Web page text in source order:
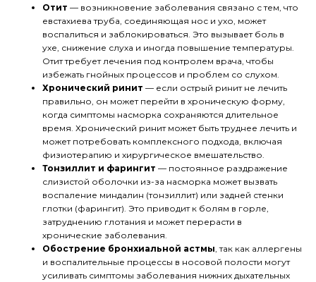
Отит — возникновение заболевания связано с тем, что
евстахиева труба, соединяющая нос и ухо, может
воспалиться и заблокироваться. Это вызывает боль в
ухе, снижение слуха и иногда повышение температуры.
Отит требует лечения под контролем врача, чтобы
избежать гнойных процессов и проблем со слухом.
Хронический ринит — если острый ринит не лечить
правильно, он может перейти в хроническую форму,
когда симптомы насморка сохраняются длительное
время. Хронический ринит может быть труднее лечить и
может потребовать комплексного подхода, включая
физиотерапию и хирургическое вмешательство.
Тонзиллит и фарингит — постоянное раздражение
слизистой оболочки из-за насморка может вызвать
воспаление миндалин (тонзиллит) или задней стенки
глотки (фарингит). Это приводит к болям в горле,
затруднению глотания и может перерасти в
хронические заболевания.
Обострение бронхиальной астмы , так как аллергены
и воспалительные процессы в носовой полости могут
усиливать симптомы заболевания нижних дыхательных